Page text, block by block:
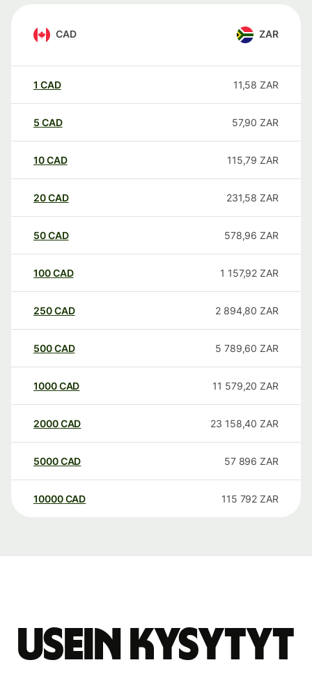
CAD ZAR
1 CAD 11,58 ZAR
5 CAD 57,90 ZAR
10CAD 115,79 ZAR
20CAD 231,58 ZAR
50CAD 578,96 ZAR
100CAD 1 157,92 ZAR
250CAD 2 894,80 ZAR
500CAD 5 789,60 ZAR
1000CAD 11 579,20 ZAR
2000CAD 23 158,40 ZAR
5000CAD 57 896 ZAR
10000 CAD 115 792 ZAR
Usein kysytyt